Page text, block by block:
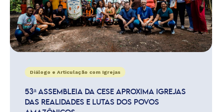
Diálogo e Articulação com Igrejas
53ª ASSEMBLEIA DA CESE APROXIMA IGREJAS
DAS REALIDADES E LUTAS DOS POVOS